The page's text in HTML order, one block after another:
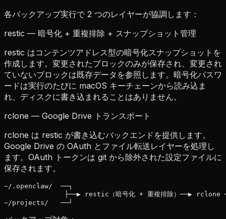
各バックアップ実行で 2 つのレイヤーが協調します：
restic — 暗号化 + 重複排除 + スナップショット管理
restic はコンテンツアドレス型の暗号化スナップショットを
作成します。変更されたブロックのみが保存され、変更され
ていないブロックは既存データを参照します。暗号化パスワ
ードは実行のたびに macOS キーチェーンから読み込ま
れ、ディスクに書き込まれることはありません。
rclone — Google Drive トランスポート
rclone は restic が書き込むバックエンドを提供します。
Google Drive の OAuth とファイル転送レイヤーを処理し
ます。OAuth トークンは git から除外された設定ファイルに
保存されます。
~/.openclaw/  ──┐
├──▶ restic（暗号化 + 重複排除）──▶
~/projects/   ──┘